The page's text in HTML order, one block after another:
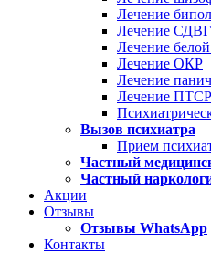
Лечение
Лечение СДВГ
Лечение
Лечение ОКР
Лечение
Лечение ПТСР
Вызов психиатра
Прием
Частный
Частный
Акции
Отзывы
Отзывы WhatsApp
Контакты